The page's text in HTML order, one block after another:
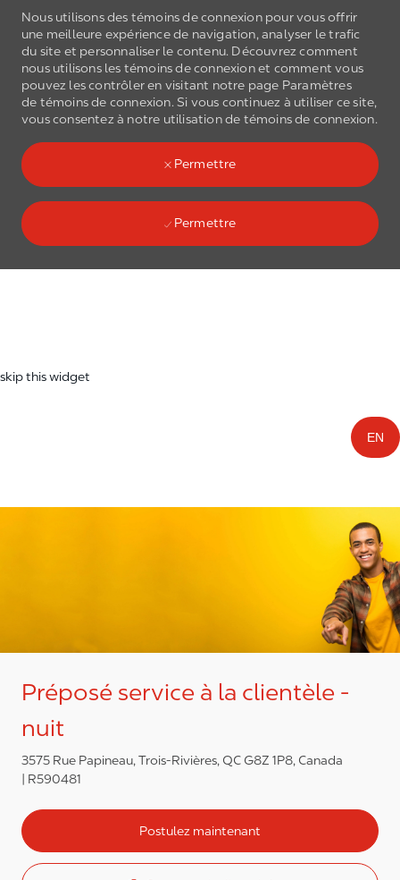
Nous utilisons des témoins de connexion pour vous offrir
une meilleure expérience de navigation, analyser le trafic
du site et personnaliser le contenu. Découvrez comment
nous utilisons les témoins de connexionet comment vous
pouvez les contrôler en visitant notre page Paramètres
de témoins de connexion. Si vous continuez à utiliser ce site,
vous consentez à notre utilisation de témoins de connexion.
Permettre
Permettre
Skip to main content
(0)
skip this widget
EN
Préposé service à la clientèle -
nuit
3575 Rue Papineau, Trois-Rivières, QC G8Z 1P8, Canada
R590481
Postulez maintenant